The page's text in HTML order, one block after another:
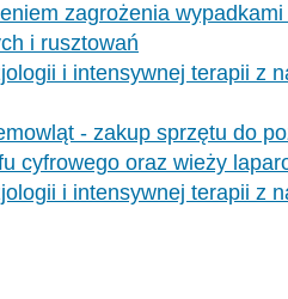
zagrożenia
i rusztowań
i intensywnej terapii z
- zakup sprzętu do
cyfrowego oraz wieży
i intensywnej terapii z